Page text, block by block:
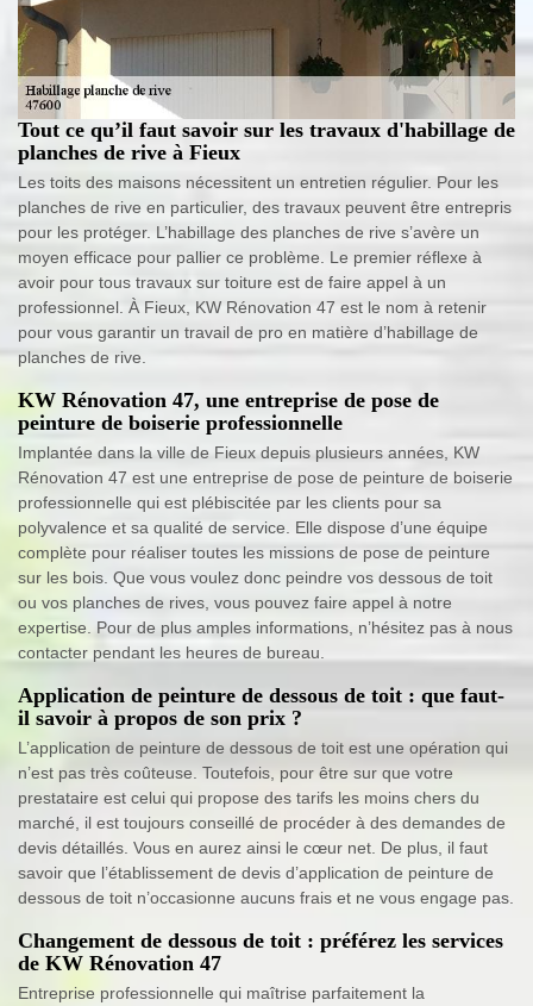
Tout ce qu’il faut savoir sur les travaux d'habillage de
planches de rive à Fieux
Les toits des maisons nécessitent un entretien régulier. Pour les
planches de rive en particulier, des travaux peuvent être entrepris
pour les protéger. L’habillage des planches de rive s’avère un
moyen efficace pour pallier ce problème. Le premier réflexe à
avoir pour tous travaux sur toiture est de faire appel à un
professionnel. À Fieux, KW Rénovation 47 est le nom à retenir
pour vous garantir un travail de pro en matière d’habillage de
planches de rive.
KW Rénovation 47, une entreprise de pose de
peinture de boiserie professionnelle
Implantée dans la ville de Fieux depuis plusieurs années, KW
Rénovation 47 est une entreprise de pose de peinture de boiserie
professionnelle qui est plébiscitée par les clients pour sa
polyvalence et sa qualité de service. Elle dispose d’une équipe
complète pour réaliser toutes les missions de pose de peinture
sur les bois. Que vous voulez donc peindre vos dessous de toit
ou vos planches de rives, vous pouvez faire appel à notre
expertise. Pour de plus amples informations, n’hésitez pas à nous
contacter pendant les heures de bureau.
Application de peinture de dessous de toit : que faut-
il savoir à propos de son prix ?
L’application de peinture de dessous de toit est une opération qui
n’est pas très coûteuse. Toutefois, pour être sur que votre
prestataire est celui qui propose des tarifs les moins chers du
marché, il est toujours conseillé de procéder à des demandes de
devis détaillés. Vous en aurez ainsi le cœur net. De plus, il faut
savoir que l’établissement de devis d’application de peinture de
dessous de toit n’occasionne aucuns frais et ne vous engage pas.
Changement de dessous de toit : préférez les services
de KW Rénovation 47
Entreprise professionnelle qui maîtrise parfaitement la